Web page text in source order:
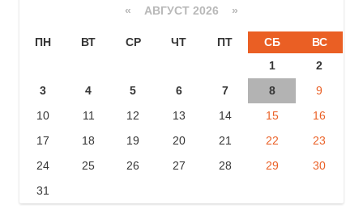
« АВГУСТ 2026 »
ПН ВТ СР ЧТ ПТ СБ
ВС
1
2
3
4 5 6 7 8
9
10
11 12 13 14 15
16
17
18 19 20 21 22
23
24
25 26 27 28 29
30
31